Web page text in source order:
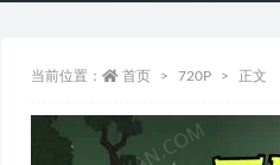
当前位置： 首页 720P 正文